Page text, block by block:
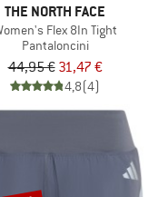
THE NORTH FACE
Flex 8In Tight
Pantaloncini
44,95 € 31,47 €
4,8(4)